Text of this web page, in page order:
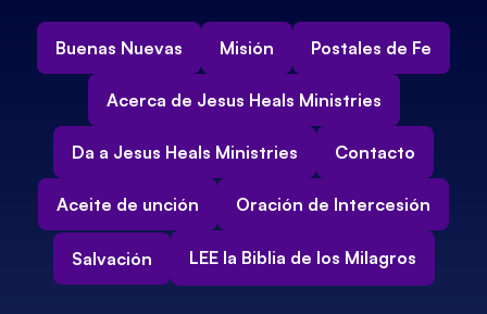
Buenas Nuevas Misión Postales de Fe
Acerca de Jesus Heals Ministries
Da a Jesus Heals Ministries Contacto
Aceite de unción Oración de Intercesión
Salvación LEE la Biblia de los Milagros